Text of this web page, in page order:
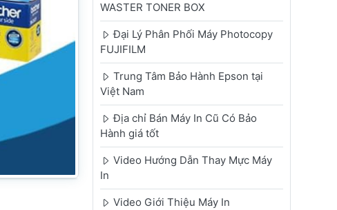
WASTER TONER BOX
Đại Lý Phân Phối Máy Photocopy
FUJIFILM
Trung Tâm Bảo Hành Epson tại
Việt Nam
Địa chỉ Bán Máy In Cũ Có Bảo
Hành giá tốt
Video Hướng Dẫn Thay Mực Máy
In
Video Giới Thiệu Máy In